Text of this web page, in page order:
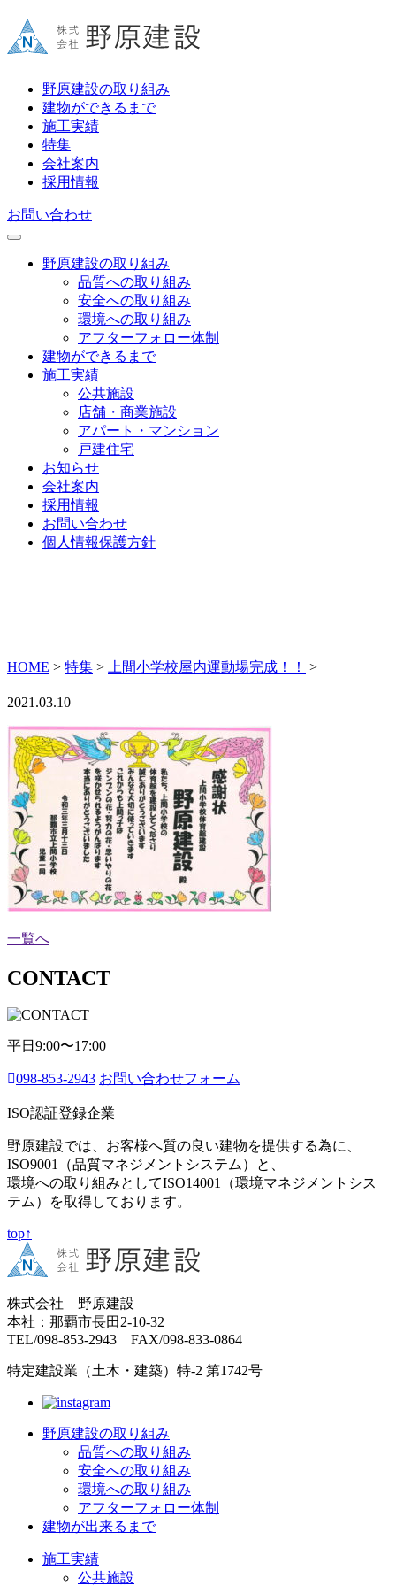
野原建設の取り組み
建物ができるまで
施工実績
特集
会社案内
採用情報
お問い合わせ
野原建設の取り組み
品質への取り組み
安全への取り組み
環境への取り組み
アフターフォロー体制
建物ができるまで
施工実績
公共施設
店舗・商業施設
アパート・マンション
戸建住宅
お知らせ
会社案内
採用情報
お問い合わせ
個人情報保護方針
HOME > 特集 > 上間小学校屋内運動場完成！！ >
2021.03.10
一覧へ
CONTACT
平日9:00〜17:00
098-853-2943 お問い合わせフォーム
ISO認証登録企業
野原建設では、お客様へ質の良い建物を提供する為に、
ISO9001（品質マネジメントシステム）と、
環境への取り組みとしてISO14001（環境マネジメントシス
テム）を取得しております。
top↑
株式会社 野原建設
本社：那覇市長田2-10-32
TEL/098-853-2943 FAX/098-833-0864
特定建設業（土木・建築）特-2 第1742号
野原建設の取り組み
品質への取り組み
安全への取り組み
環境への取り組み
アフターフォロー体制
建物が出来るまで
施工実績
公共施設